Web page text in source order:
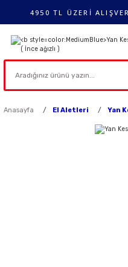
4950 TL ÜZERİ
Anasayfa El Aletleri Yan